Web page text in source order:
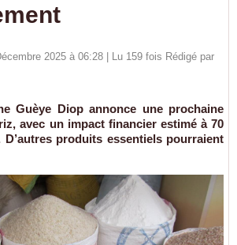
2025 à 06:28 | Lu 159 fois Rédigé par
Guèye Diop annonce une prochaine
avec un impact financier estimé à 70
D’autres produits essentiels pourraient